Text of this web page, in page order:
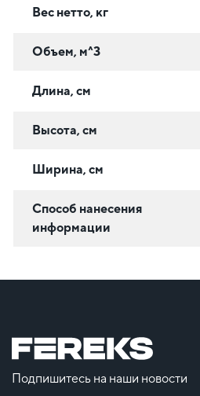
Вес нетто, кг
Объем, м^3
Длина, см
Высота, см
Ширина, см
Способ нанесения
информации
Подпишитесь на наши новости